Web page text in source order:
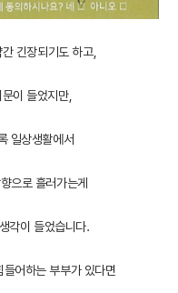
긴장되기도 하고,
이 들었지만,
일상생활에서
으로 흘러가는게
각이 들었습니다.
어하는 부부가 있다면